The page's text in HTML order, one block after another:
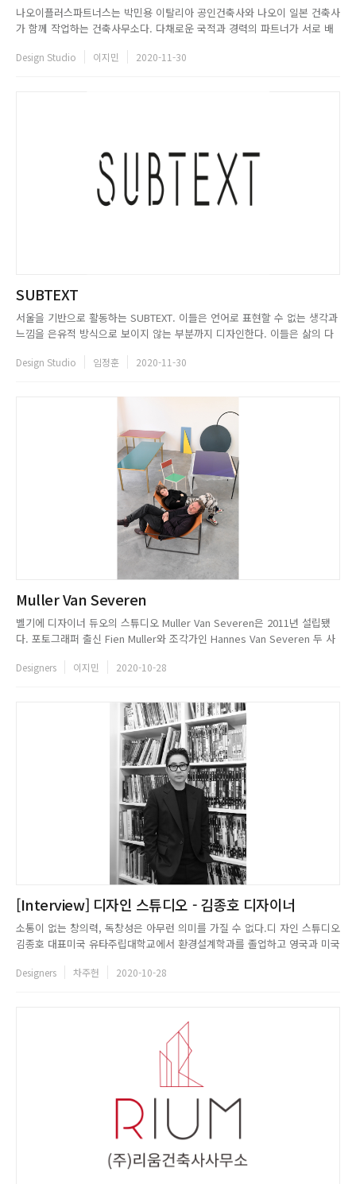
나오이플러스파트너스는 박민용 이탈리아 공인건축사와 나오이 일본 건축사
가 함께 작업하는 건축사무소다. 다채로운 국적과 경력의 파트너가 서로 배
다. 나오이플러스파트너스는 건물만을 디자인하지 않는다. 좋은 삶은 좋은
Design Studio 이지민 2020-11-30
SUBTEXT
서울을 기반으로 활동하는 SUBTEXT. 이들은 언어로 표현할 수 없는 생각과
느낌을 은유적 방식으로 보이지 않는 부분까지 디자인한다. 이들은 삶의 다
공간에 녹여내 새로운 스토리를 탄생시킨다. 이와 동시에 공간을 접한 이들
Design Studio 임정훈 2020-11-30
Muller Van Severen
벨기에 디자이너 듀오의 스튜디오 Muller Van Severen은 2011년 설립됐
다. 포토그래퍼 출신 Fien Muller와 조각가인 Hannes Van Severen 두 사
계를 탐구하며, 기능성에 관해 창의적이면서도 상상력이 풍부한 접근법을 채
Designers 이지민 2020-10-28
[Interview] 디자인 스튜디오 - 김종호 디자이너
소통이 없는 창의력, 독창성은 아무런 의미를 가질 수 없다.디 자인 스튜디오
김종호 대표미국 유타주립대학교에서 환경설계학과를 졸업하고 영국과 미국
국해서 1999년 디자인 스튜디오를 설립했다. ASID(미국 인테리어 디자이너
Designers 차주헌 2020-10-28